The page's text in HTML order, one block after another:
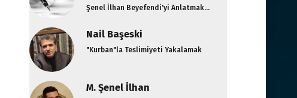
Şenel İlhan Beyefendi'yi Anlatmak...
Nail Başeski
"Kurban"la Teslimiyeti Yakalamak
M. Şenel İlhan